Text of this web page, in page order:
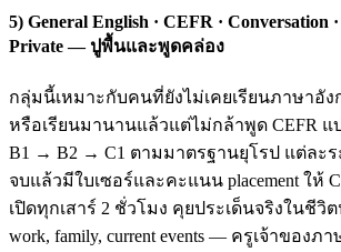
5) General English · CEFR · Conversation
Private — ปูพื้นและพูดคล่อง
กลุ่มนี้เหมาะกับคนที่ยังไม่เคยเรียนภาษาอัง
หรือเรียนมานานแล้วแต่ไม่กล้าพูด CEFR แ
B1 → B2 → C1 ตามมาตรฐานยุโรป แต่ละร
จบแล้วมีใบเซอร์และคะแนน placement ให้
เปิดทุกเสาร์ 2 ชั่วโมง คุยประเด็นจริงในชีวิ
work, family, current events — ครูเจ้าของ